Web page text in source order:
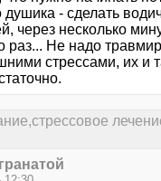
душика - сделать
через несколько
раз... Не надо
стрессами, их и